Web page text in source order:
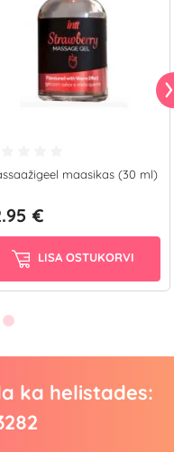
maasikas (30 ml)
€
LISA OSTUKORVI
ka helistades: